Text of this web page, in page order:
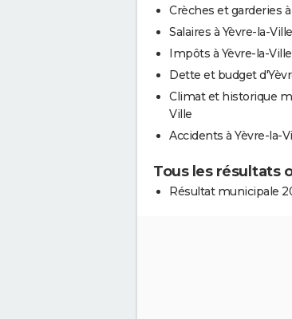
Crèches et garderies
Salaires à Yèvre-la-Ville
Impôts à Yèvre-la-Ville
Dette et budget
Climat et historique
Ville
Accidents à Yèvre-la-
Tous les résultats
Résultat municipale